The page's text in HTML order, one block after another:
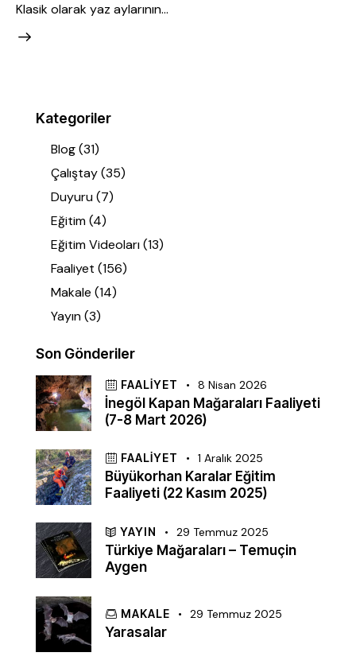
Klasik olarak yaz aylarının…
Kategoriler
Blog(31)
Çalıştay(35)
Duyuru(7)
Eğitim(4)
Eğitim Videoları(13)
Faaliyet (156)
Makale (14)
Yayın(3)
Son Gönderiler
FAALIYET 8 Nisan 2026
İnegöl Kapan Mağaraları Faaliyeti
(7-8 Mart 2026)
FAALIYET 1 Aralık 2025
Büyükorhan Karalar Eğitim
Faaliyeti (22 Kasım 2025)
YAYIN 29 Temmuz 2025
Türkiye Mağaraları – Temuçin
Aygen
MAKALE 29 Temmuz 2025
Yarasalar